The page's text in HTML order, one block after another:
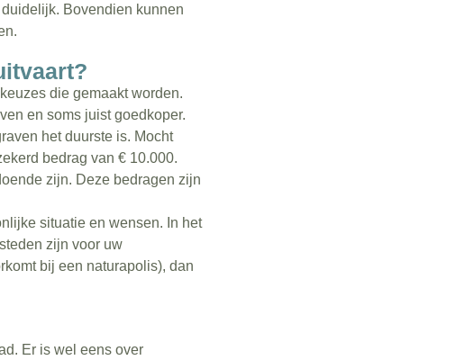
Bovendien kunnen
die gemaakt worden.
en soms juist goedkoper.
het duurste is. Mocht
bedrag van € 10.000.
zijn. Deze bedragen zijn
situatie en wensen. In het
zijn voor uw
bij een naturapolis), dan
Er is wel eens over